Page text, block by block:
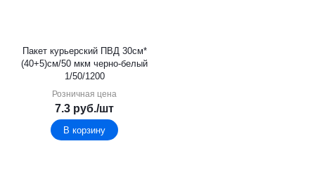
Пакет курьерский ПВД 30см*
(40+5)см/50 мкм черно-белый
1/50/1200
Розничная цена
7.3 руб./шт
В корзину